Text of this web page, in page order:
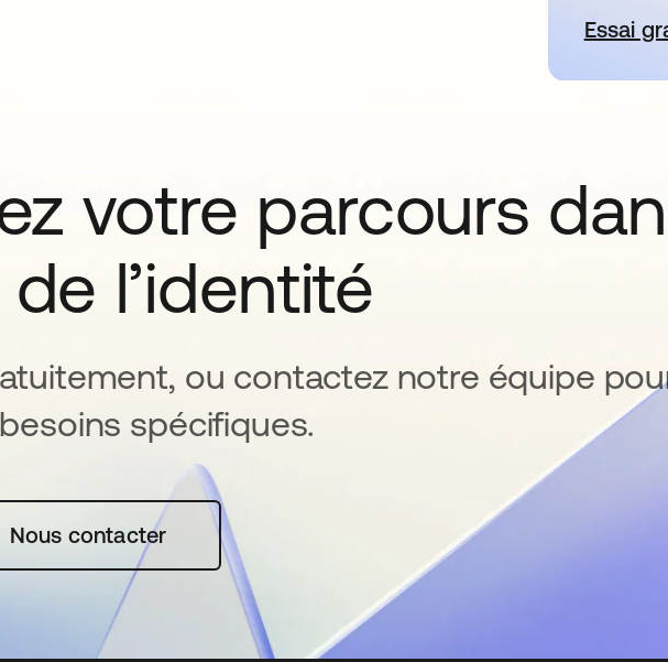
Essai
votre parcours
de l’identité
ou contactez notre équipe
spécifiques.
nouvel onglet
Nous contacter